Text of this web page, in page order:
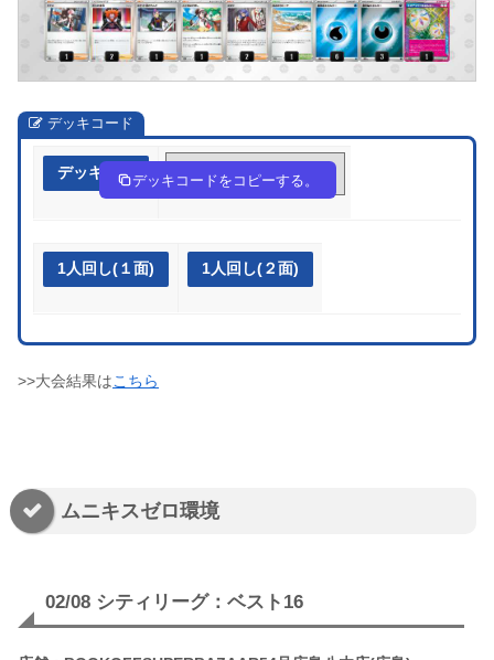
デッキコード
デッキ作成 F5FbkF-4EMDdI-1kVFkk
デッキコードをコピーする。
1人回し(１面) 1人回し(２面)
>>大会結果はこちら
ムニキスゼロ環境
02/08 シティリーグ：ベスト16